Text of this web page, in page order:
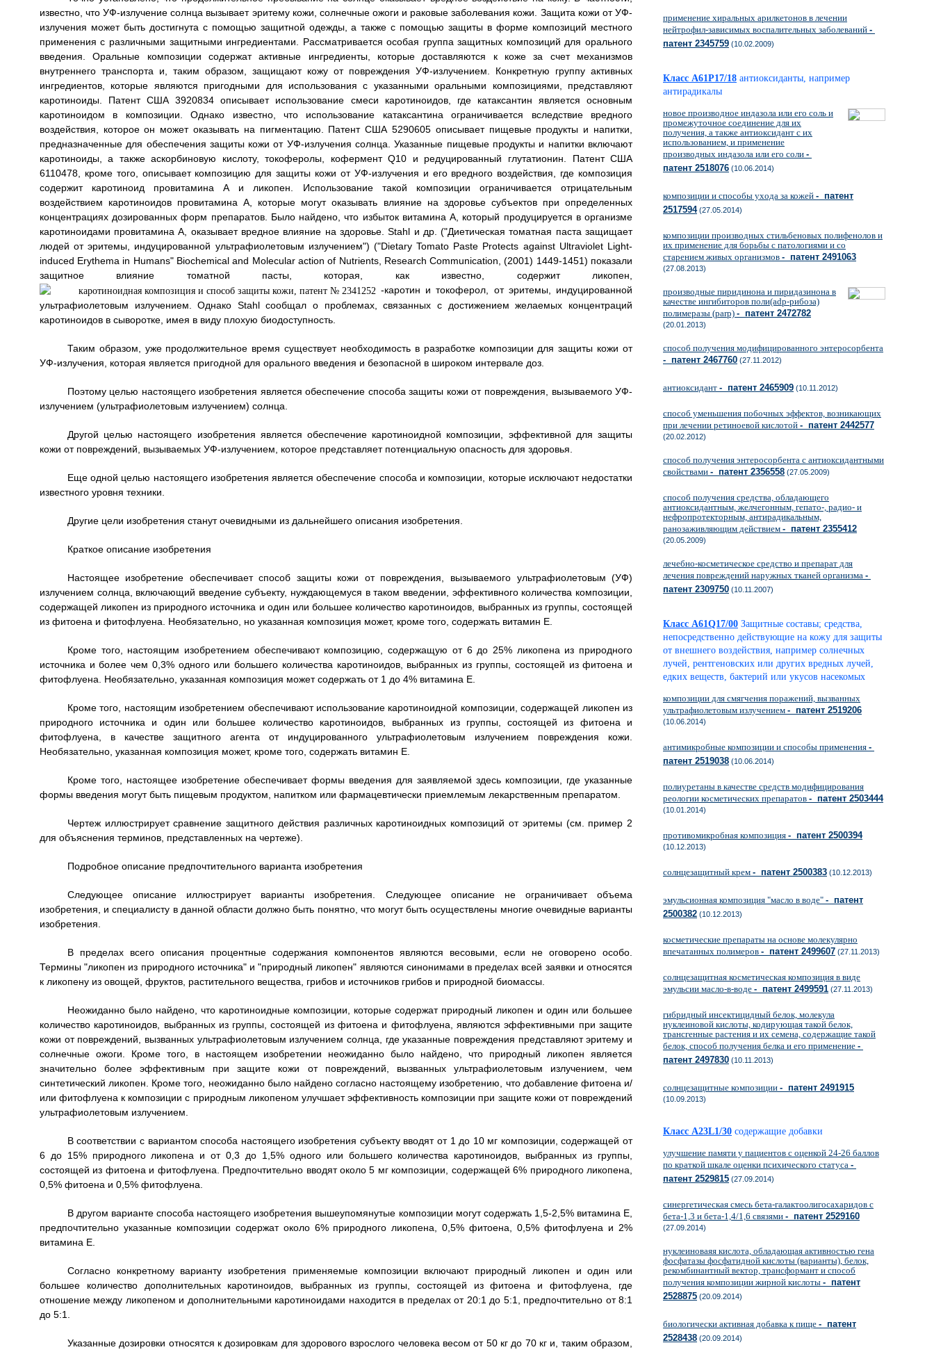
известно, что УФ-излучение солнца вызывает эритему кожи, солнечные ожоги и раковые заболевания кожи. Защита кожи от УФ-
излучения может быть достигнута с помощью защитной одежды, а также с помощью защиты в форме композиций местного
применения с различными защитными ингредиентами. Рассматривается особая группа защитных композиций для орального
введения. Оральные композиции содержат активные ингредиенты, которые доставляются к коже за счет механизмов
внутреннего транспорта и, таким образом, защищают кожу от повреждения УФ-излучением. Конкретную группу активных
ингредиентов, которые являются пригодными для использования с указанными оральными композициями, представляют
каротиноиды. Патент США 3920834 описывает использование смеси каротиноидов, где катаксантин является основным
каротиноидом в композиции. Однако известно, что использование катаксантина ограничивается вследствие вредного
воздействия, которое он может оказывать на пигментацию. Патент США 5290605 описывает пищевые продукты и напитки,
предназначенные для обеспечения защиты кожи от УФ-излучения солнца. Указанные пищевые продукты и напитки включают
каротиноиды, а также аскорбиновую кислоту, токоферолы, кофермент Q10 и редуцированный глутатионин. Патент США
6110478, кроме того, описывает композицию для защиты кожи от УФ-излучения и его вредного воздействия, где композиция
содержит каротиноид провитамина А и ликопен. Использование такой композиции ограничивается отрицательным
воздействием каротиноидов провитамина А, которые могут оказывать влияние на здоровье субъектов при определенных
концентрациях дозированных форм препаратов. Было найдено, что избыток витамина А, который продуцируется в организме
каротиноидами провитамина А, оказывает вредное влияние на здоровье. Stahl и др. ("Диетическая томатная паста защищает
людей от эритемы, индуцированной ультрафиолетовым излучением") ("Dietary Tomato Paste Protects against Ultraviolet Light-
induced Erythema in Humans" Biochemical and Molecular action of Nutrients, Research Communication, (2001) 1449-1451) показали
защитное влияние томатной пасты, которая, как известно, содержит ликопен,
-каротин и токоферол, от эритемы, индуцированной
ультрафиолетовым излучением. Однако Stahl сообщал о проблемах, связанных с достижением желаемых концентраций
каротиноидов в сыворотке, имея в виду плохую биодоступность.
Таким образом, уже продолжительное время существует необходимость в разработке композиции для защиты кожи от
УФ-излучения, которая является пригодной для орального введения и безопасной в широком интервале доз.
Поэтому целью настоящего изобретения является обеспечение способа защиты кожи от повреждения, вызываемого УФ-
излучением (ультрафиолетовым излучением) солнца.
Другой целью настоящего изобретения является обеспечение каротиноидной композиции, эффективной для защиты
кожи от повреждений, вызываемых УФ-излучением, которое представляет потенциальную опасность для здоровья.
Еще одной целью настоящего изобретения является обеспечение способа и композиции, которые исключают недостатки
известного уровня техники.
Другие цели изобретения станут очевидными из дальнейшего описания изобретения.
Краткое описание изобретения
Настоящее изобретение обеспечивает способ защиты кожи от повреждения, вызываемого ультрафиолетовым (УФ)
излучением солнца, включающий введение субъекту, нуждающемуся в таком введении, эффективного количества композиции,
содержащей ликопен из природного источника и один или большее количество каротиноидов, выбранных из группы, состоящей
из фитоена и фитофлуена. Необязательно, но указанная композиция может, кроме того, содержать витамин Е.
Кроме того, настоящим изобретением обеспечивают композицию, содержащую от 6 до 25% ликопена из природного
источника и более чем 0,3% одного или большего количества каротиноидов, выбранных из группы, состоящей из фитоена и
фитофлуена. Необязательно, указанная композиция может содержать от 1 до 4% витамина Е.
Кроме того, настоящим изобретением обеспечивают использование каротиноидной композиции, содержащей ликопен из
природного источника и один или большее количество каротиноидов, выбранных из группы, состоящей из фитоена и
фитофлуена, в качестве защитного агента от индуцированного ультрафиолетовым излучением повреждения кожи.
Необязательно, указанная композиция может, кроме того, содержать витамин Е.
Кроме того, настоящее изобретение обеспечивает формы введения для заявляемой здесь композиции, где указанные
формы введения могут быть пищевым продуктом, напитком или фармацевтически приемлемым лекарственным препаратом.
Чертеж иллюстрирует сравнение защитного действия различных каротиноидных композиций от эритемы (см. пример 2
для объяснения терминов, представленных на чертеже).
Подробное описание предпочтительного варианта изобретения
Следующее описание иллюстрирует варианты изобретения. Следующее описание не ограничивает объема
изобретения, и специалисту в данной области должно быть понятно, что могут быть осуществлены многие очевидные варианты
изобретения.
В пределах всего описания процентные содержания компонентов являются весовыми, если не оговорено особо.
Термины "ликопен из природного источника" и "природный ликопен" являются синонимами в пределах всей заявки и относятся
к ликопену из овощей, фруктов, растительного вещества, грибов и источников грибов и природной биомассы.
Неожиданно было найдено, что каротиноидные композиции, которые содержат природный ликопен и один или большее
количество каротиноидов, выбранных из группы, состоящей из фитоена и фитофлуена, являются эффективными при защите
кожи от повреждений, вызванных ультрафиолетовым излучением солнца, где указанные повреждения представляют эритему и
солнечные ожоги. Кроме того, в настоящем изобретении неожиданно было найдено, что природный ликопен является
значительно более эффективным при защите кожи от повреждений, вызванных ультрафиолетовым излучением, чем
синтетический ликопен. Кроме того, неожиданно было найдено согласно настоящему изобретению, что добавление фитоена и/
или фитофлуена к композиции с природным ликопеном улучшает эффективность композиции при защите кожи от повреждений
ультрафиолетовым излучением.
В соответствии с вариантом способа настоящего изобретения субъекту вводят от 1 до 10 мг композиции, содержащей от
6 до 15% природного ликопена и от 0,3 до 1,5% одного или большего количества каротиноидов, выбранных из группы,
состоящей из фитоена и фитофлуена. Предпочтительно вводят около 5 мг композиции, содержащей 6% природного ликопена,
0,5% фитоена и 0,5% фитофлуена.
В другом варианте способа настоящего изобретения вышеупомянутые композиции могут содержать 1,5-2,5% витамина Е,
предпочтительно указанные композиции содержат около 6% природного ликопена, 0,5% фитоена, 0,5% фитофлуена и 2%
витамина Е.
Согласно конкретному варианту изобретения применяемые композиции включают природный ликопен и один или
большее количество дополнительных каротиноидов, выбранных из группы, состоящей из фитоена и фитофлуена, где
отношение между ликопеном и дополнительными каротиноидами находится в пределах от 20:1 до 5:1, предпочтительно от 8:1
до 5:1.
Указанные дозировки относятся к дозировкам для здорового взрослого человека весом от 50 кг до 70 кг и, таким образом,
применение хиральных арилкетонов в лечении
нейтрофил-зависимых воспалительных заболеваний -
патент 2345759 (10.02.2009)
Класс A61P17/18 антиоксиданты, например
антирадикалы
новое производное индазола или его соль и
промежуточное соединение для их
получения, а также антиоксидант с их
использованием, и применение
производных индазола или его соли -
патент 2518076 (10.06.2014)
композиции и способы ухода за кожей - патент
2517594(27.05.2014)
композиции производных стильбеновых полифенолов и
их применение для борьбы с патологиями и со
старением живых организмов - патент 2491063
(27.08.2013)
производные пиридинона и пиридазинона в
качестве ингибиторов поли(adp-рибоза)
полимеразы (parp) - патент 2472782
(20.01.2013)
способ получения модифицированного энтеросорбента
- патент 2467760 (27.11.2012)
антиоксидант - патент 2465909 (10.11.2012)
способ уменьшения побочных эффектов, возникающих
при лечении ретиноевой кислотой - патент 2442577
(20.02.2012)
способ получения энтеросорбента с антиоксидантными
свойствами - патент 2356558 (27.05.2009)
способ получения средства, обладающего
антиоксидантным, желчегонным, гепато-, радио- и
нефропротекторным, антирадикальным,
ранозаживляющим действием - патент 2355412
(20.05.2009)
лечебно-косметическое средство и препарат для
лечения повреждений наружных тканей организма -
патент 2309750 (10.11.2007)
Класс A61Q17/00 Защитные составы; средства,
непосредственно действующие на кожу для защиты
от внешнего воздействия, например солнечных
лучей, рентгеновских или других вредных лучей,
едких веществ, бактерий или укусов насекомых
композиции для смягчения поражений, вызванных
ультрафиолетовым излучением - патент 2519206
(10.06.2014)
антимикробные композиции и способы применения -
патент 2519038 (10.06.2014)
полиуретаны в качестве средств модифицирования
реологии косметических препаратов - патент 2503444
(10.01.2014)
противомикробная композиция - патент 2500394
(10.12.2013)
солнцезащитный крем - патент 2500383 (10.12.2013)
эмульсионная композиция "масло в воде" - патент
2500382 (10.12.2013)
косметические препараты на основе молекулярно
впечатанных полимеров - патент 2499607 (27.11.2013)
солнцезащитная косметическая композиция в виде
эмульсии масло-в-воде - патент 2499591 (27.11.2013)
гибридный инсектицидный белок, молекула
нуклеиновой кислоты, кодирующая такой белок,
трансгенные растения и их семена, содержащие такой
белок, способ получения белка и его применение -
патент 2497830 (10.11.2013)
солнцезащитные композиции - патент 2491915
(10.09.2013)
Класс A23L1/30 содержащие добавки
улучшение памяти у пациентов с оценкой 24-26 баллов
по краткой шкале оценки психического статуса -
патент 2529815 (27.09.2014)
синергетическая смесь бета-галактоолигосахаридов с
бета-1,3 и бета-1,4/1,6 связями - патент 2529160
(27.09.2014)
нуклеиноваяя кислота, обладающая активностью гена
фосфатазы фосфатидной кислоты (варианты), белок,
рекомбинантный вектор, трансформант и способ
получения композиции жирной кислоты - патент
2528875 (20.09.2014)
биологически активная добавка к пище - патент
2528438 (20.09.2014)